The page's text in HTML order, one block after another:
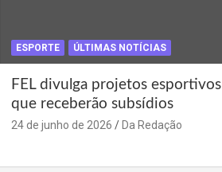
ESPORTE ÚLTIMAS NOTÍCIAS
FEL divulga projetos esportivos
que receberão subsídios
24 de junho de 2026 Da Redação